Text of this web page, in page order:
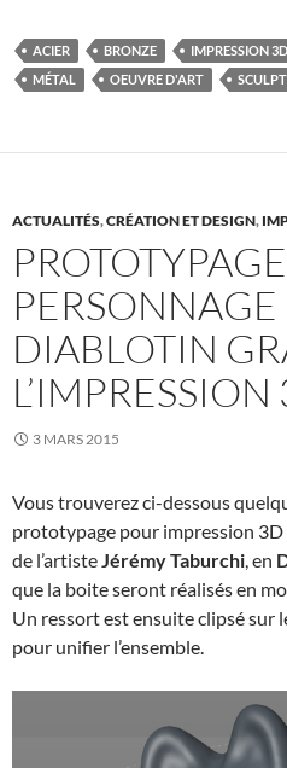
b
o
o
t
e
r
e
d
I
ACIER BRONZE IMPRESSION 3D
MÉTAL
OEUVRE D'ART
ACTUALITÉS,CRÉATION ET DESIGN,
PERSONNAGE
DIABLOTIN
L’IMPRESSION
3 MARS 2015
Vous trouverez ci-dessous
prototypage pour impression 3D
de l’artisteJérémy Taburchi, en
que la boite seront réalisés en
Un ressort est ensuite clipsé sur
pour unifier l’ensemble.